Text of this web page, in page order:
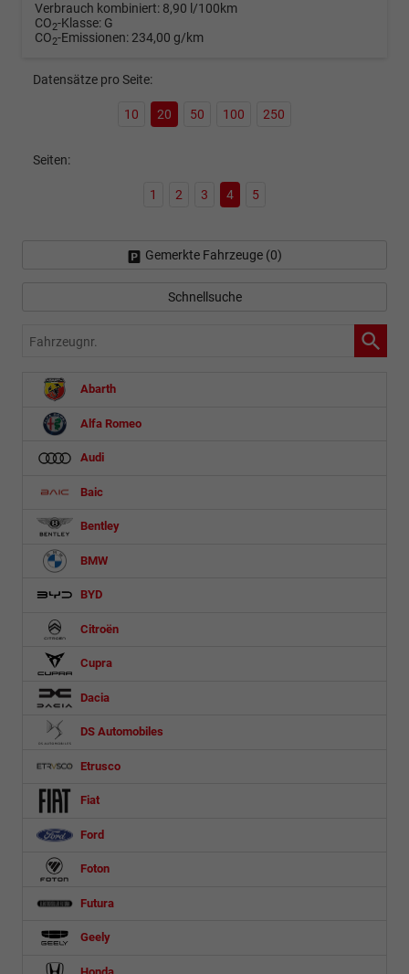
Verbrauch kombiniert: 8,90 l/100km
CO2-Klasse: G
CO2-Emissionen: 234,00 g/km
Datensätze pro Seite:
10 20 50 100 250
Seiten:
1 2 3 4 5
Gemerkte Fahrzeuge (0)
Schnellsuche
Fahrzeugnr.
Abarth
Alfa Romeo
Audi
Baic
Bentley
BMW
BYD
Citroën
Cupra
Dacia
DS Automobiles
Etrusco
Fiat
Ford
Foton
Futura
Geely